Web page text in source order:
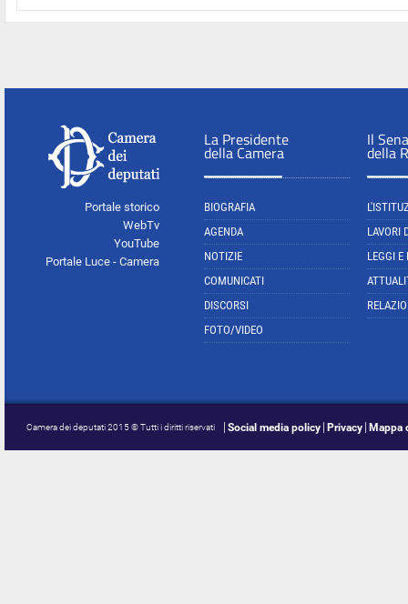
Portale storico
WebTv
YouTube
Portale Luce - Camera
La Presidente
della Camera
BIOGRAFIA
AGENDA
NOTIZIE
COMUNICATI
DISCORSI
FOTO/VIDEO
Il
della
LAVORI
LEGGI E
Camera dei deputati 2015 © Tutti i diritti riservati Social media policy Privacy Mappa